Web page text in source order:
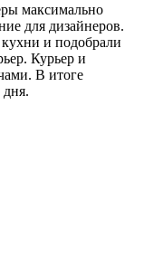
максимально
для дизайнеров.
и подобрали
Курьер и
В итоге
дня.